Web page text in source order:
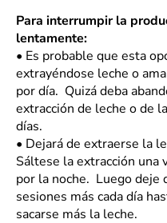
Para interrumpir la
lentamente:
• Es probable que esta
extrayéndose leche o
por día. Quizá deba
extracción de leche o de
días.
• Dejará de extraerse la
Sáltese la extracción una
por la noche. Luego deje
sesiones más cada día
sacarse más la leche.